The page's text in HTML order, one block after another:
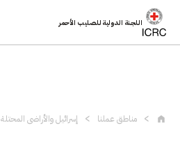
اللجنة الدولية للصليب الأحمر
مناطق عملنا إسرائيل والأراضي المحتلة